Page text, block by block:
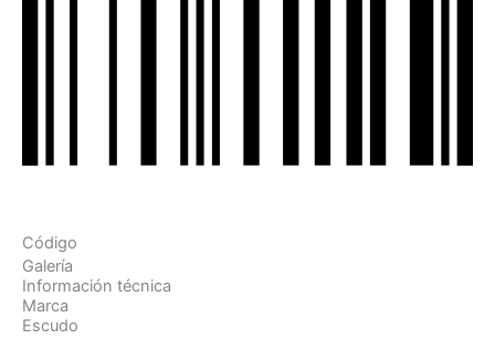
Código
Galería
Información técnica
Marca
Escudo